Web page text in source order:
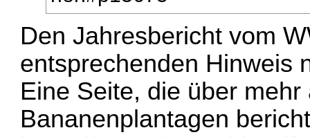
Den Jahresbericht vom
entsprechenden Hinweis
Eine Seite, die über
Bananenplantagen